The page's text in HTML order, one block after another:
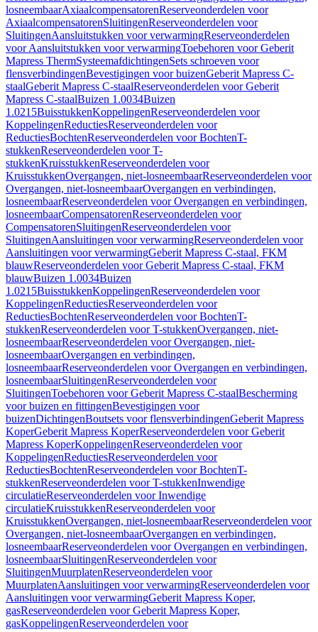
losneembaarAxiaalcompensatorenReserveonderdelen voor
AxiaalcompensatorenSluitingenReserveonderdelen voor
SluitingenAansluitstukken voor verwarmingReserveonderdelen
voor Aansluitstukken voor verwarmingToebehoren voor Geberit
Mapress ThermSysteemafdichtingenSets schroeven voor
flensverbindingenBevestigingen voor buizenGeberit Mapress C-
staalGeberit Mapress C-staalReserveonderdelen voor Geberit
Mapress C-staalBuizen 1.0034Buizen
1.0215BuisstukkenKoppelingenReserveonderdelen voor
KoppelingenReductiesReserveonderdelen voor
ReductiesBochtenReserveonderdelen voor BochtenT-
stukkenReserveonderdelen voor T-
stukkenKruisstukkenReserveonderdelen voor
KruisstukkenOvergangen, niet-losneembaarReserveonderdelen voor
Overgangen, niet-losneembaarOvergangen en verbindingen,
losneembaarReserveonderdelen voor Overgangen en verbindingen,
losneembaarCompensatorenReserveonderdelen voor
CompensatorenSluitingenReserveonderdelen voor
SluitingenAansluitingen voor verwarmingReserveonderdelen voor
Aansluitingen voor verwarmingGeberit Mapress C-staal, FKM
blauwReserveonderdelen voor Geberit Mapress C-staal, FKM
blauwBuizen 1.0034Buizen
1.0215BuisstukkenKoppelingenReserveonderdelen voor
KoppelingenReductiesReserveonderdelen voor
ReductiesBochtenReserveonderdelen voor BochtenT-
stukkenReserveonderdelen voor T-stukkenOvergangen, niet-
losneembaarReserveonderdelen voor Overgangen, niet-
losneembaarOvergangen en verbindingen,
losneembaarReserveonderdelen voor Overgangen en verbindingen,
losneembaarSluitingenReserveonderdelen voor
SluitingenToebehoren voor Geberit Mapress C-staalBescherming
voor buizen en fittingenBevestigingen voor
buizenDichtingenBoutsets voor flensverbindingenGeberit Mapress
KoperGeberit Mapress KoperReserveonderdelen voor Geberit
Mapress KoperKoppelingenReserveonderdelen voor
KoppelingenReductiesReserveonderdelen voor
ReductiesBochtenReserveonderdelen voor BochtenT-
stukkenReserveonderdelen voor T-stukkenInwendige
circulatieReserveonderdelen voor Inwendige
circulatieKruisstukkenReserveonderdelen voor
KruisstukkenOvergangen, niet-losneembaarReserveonderdelen voor
Overgangen, niet-losneembaarOvergangen en verbindingen,
losneembaarReserveonderdelen voor Overgangen en verbindingen,
losneembaarSluitingenReserveonderdelen voor
SluitingenMuurplatenReserveonderdelen voor
MuurplatenAansluitingen voor verwarmingReserveonderdelen voor
Aansluitingen voor verwarmingGeberit Mapress Koper,
gasReserveonderdelen voor Geberit Mapress Koper,
gasKoppelingenReserveonderdelen voor